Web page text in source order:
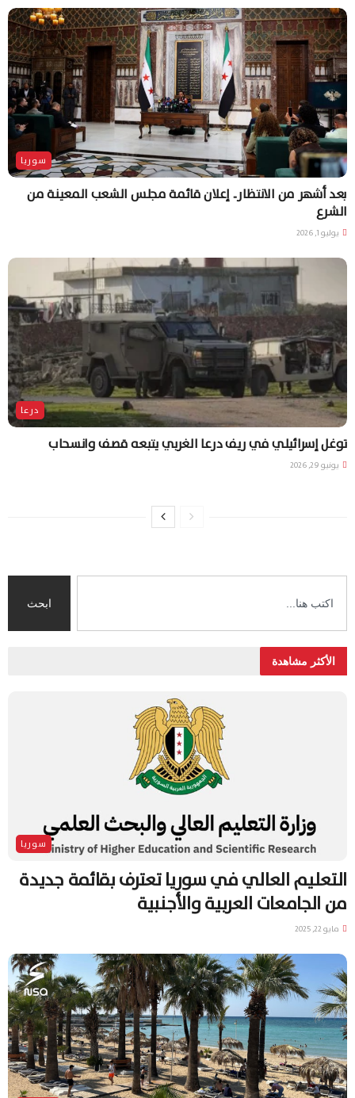
سوريا
بعد أشهر من الانتظار.. إعلان قائمة مجلس الشعب المعينة من
الشرع
يوليو 1, 2026
درعا
توغل إسرائيلي في ريف درعا الغربي يتبعه قصف وانسحاب
يونيو 29, 2026
ابحث
الأكثر مشاهدة
سوريا
التعليم العالي في سوريا تعترف بقائمة جديدة
من الجامعات العربية والأجنبية
مايو 22, 2025